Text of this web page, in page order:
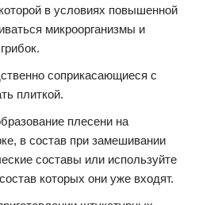
в условиях повышенной
микроорганизмы и
соприкасающиеся с
плиткой.
плесени на
в состав при замешивании
составы или используйте
которых они уже входят.